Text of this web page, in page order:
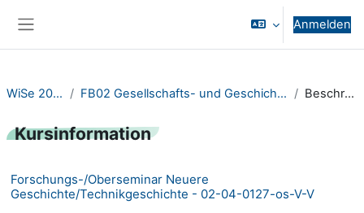
Anmelden
WiSe 2023/24 FB02 Gesellschafts- und Geschichtswissenschaften Beschreibung
Kursinformation
Forschungs-/Oberseminar Neuere
Geschichte/Technikgeschichte - 02-04-0127-os-V-V